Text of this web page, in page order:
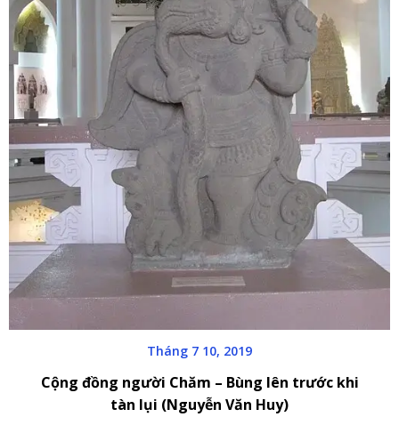
Tháng 7 10, 2019
Cộng đồng người Chăm – Bùng lên trước khi
tàn lụi (Nguyễn Văn Huy)